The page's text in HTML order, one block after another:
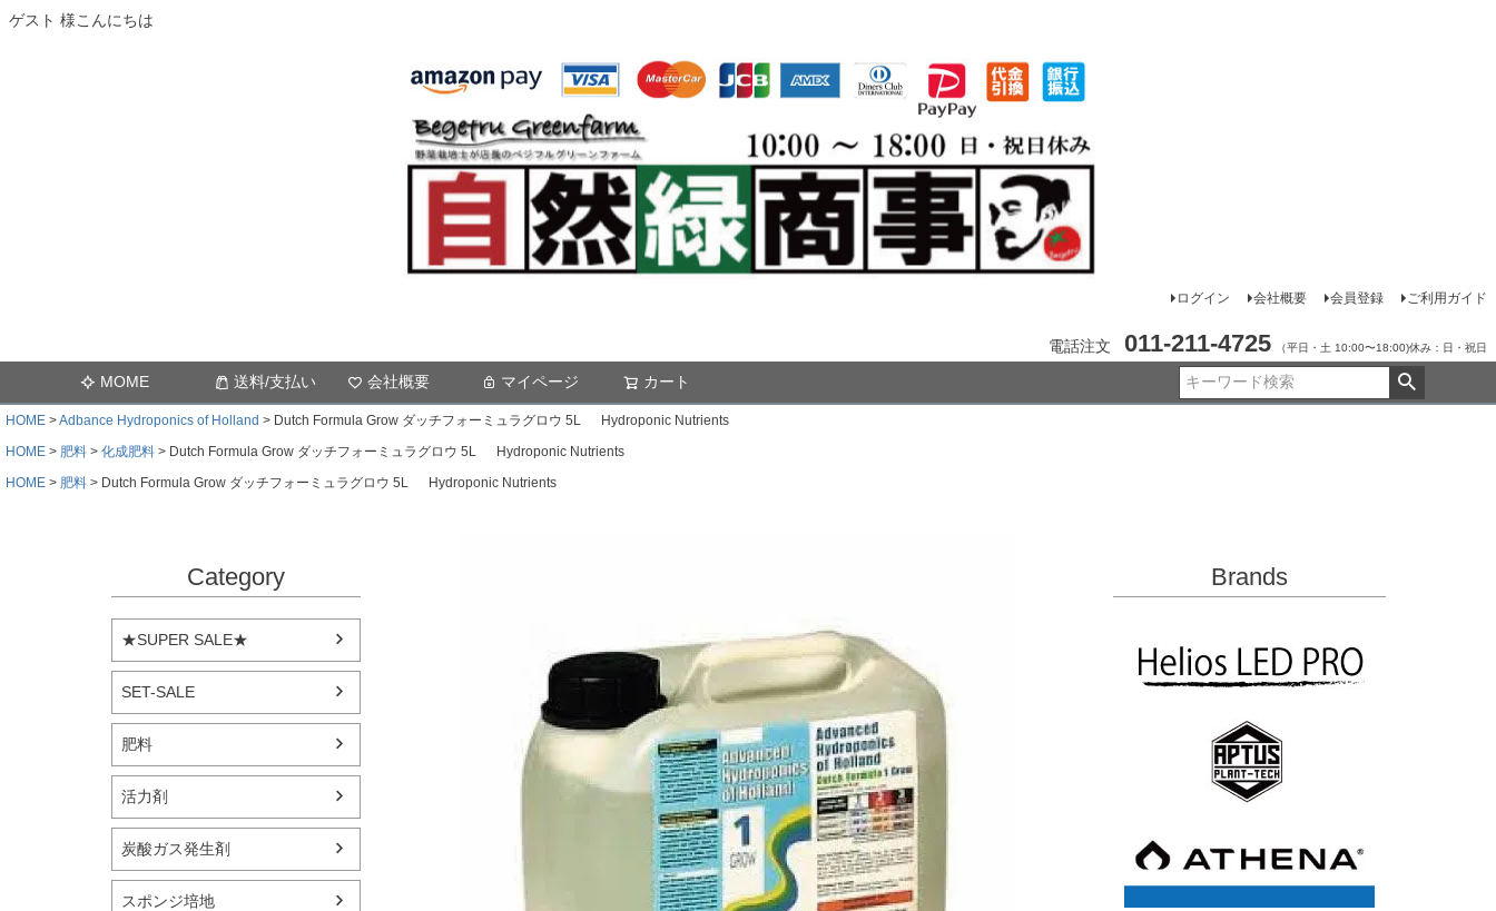
ゲスト 様こんにちは
ログイン 会社概要 会員登録 ご利用ガイド
電話注文 011-211-4725 （平日・土 10:00〜18:00)休み：日・祝日
MOME 送料/支払い 会社概要 マイページ カート
HOME Adbance Hydroponics of Holland
Dutch Formula Grow ダッチフォーミュラグロウ 5L Hydroponic Nutrients
HOME
肥料 化成肥料
Dutch Formula Grow ダッチフォーミュラグロウ 5L Hydroponic Nutrients
HOME
肥料 Dutch Formula Grow ダッチフォーミュラグロウ 5L Hydroponic Nutrients
Category
★SUPER SALE★
SET-SALE
肥料
活力剤
炭酸ガス発生剤
スポンジ培地
Brands